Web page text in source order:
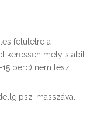
felületre a
keressen mely stabil
perc) nem lesz
masszával